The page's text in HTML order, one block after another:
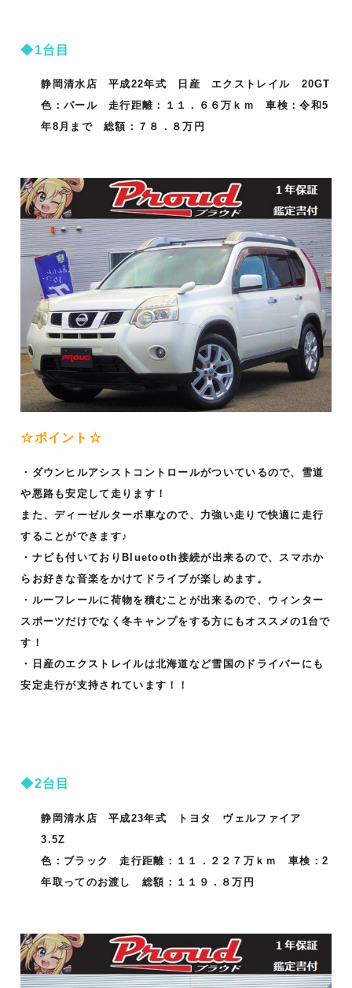
◆1台目
静岡清水店 平成22年式 日産 エクストレイル 20GT
色：パール 走行距離：１１．６６万ｋｍ 車検：令和5
年8月まで 総額：７８．８万円
☆ポイント☆
・ダウンヒルアシストコントロールがついているので、雪道
や悪路も安定して走ります！
また、ディーゼルターボ車なので、力強い走りで快適に走行
することができます♪
・ナビも付いておりBluetooth接続が出来るので、スマホか
らお好きな音楽をかけてドライブが楽しめます。
・ルーフレールに荷物を積むことが出来るので、ウィンター
スポーツだけでなく冬キャンプをする方にもオススメの1台で
す！
・日産のエクストレイルは北海道など雪国のドライバーにも
安定走行が支持されています！！
◆2台目
静岡清水店 平成23年式 トヨタ ヴェルファイア
3.5Z
色：ブラック 走行距離：１１．２２７万ｋｍ 車検：2
年取ってのお渡し 総額：１１９．８万円